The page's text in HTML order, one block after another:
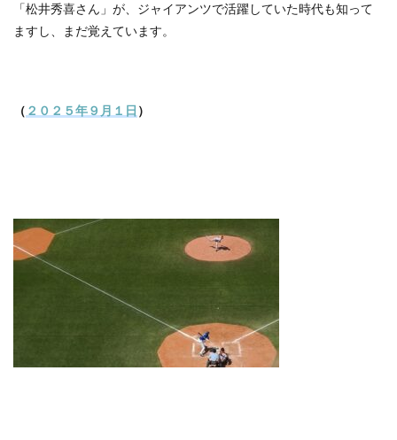
「松井秀喜さん」が、ジャイアンツで活躍していた時代も知って
ますし、まだ覚えています。
（ ２０２５年９月１日 ）